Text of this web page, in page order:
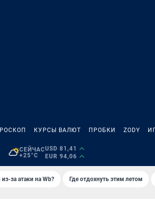
КУРСЫ ВАЛЮТ ПРОБКИ ZODY
СЕЙЧАС
+25°C
USD 81,41
EUR 94,06
за атаки на Wb? Где отдохнуть этим летом